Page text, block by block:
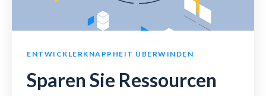
ENTWICKLERKNAPPHEIT ÜBERWINDEN
Sparen Sie Ressourcen